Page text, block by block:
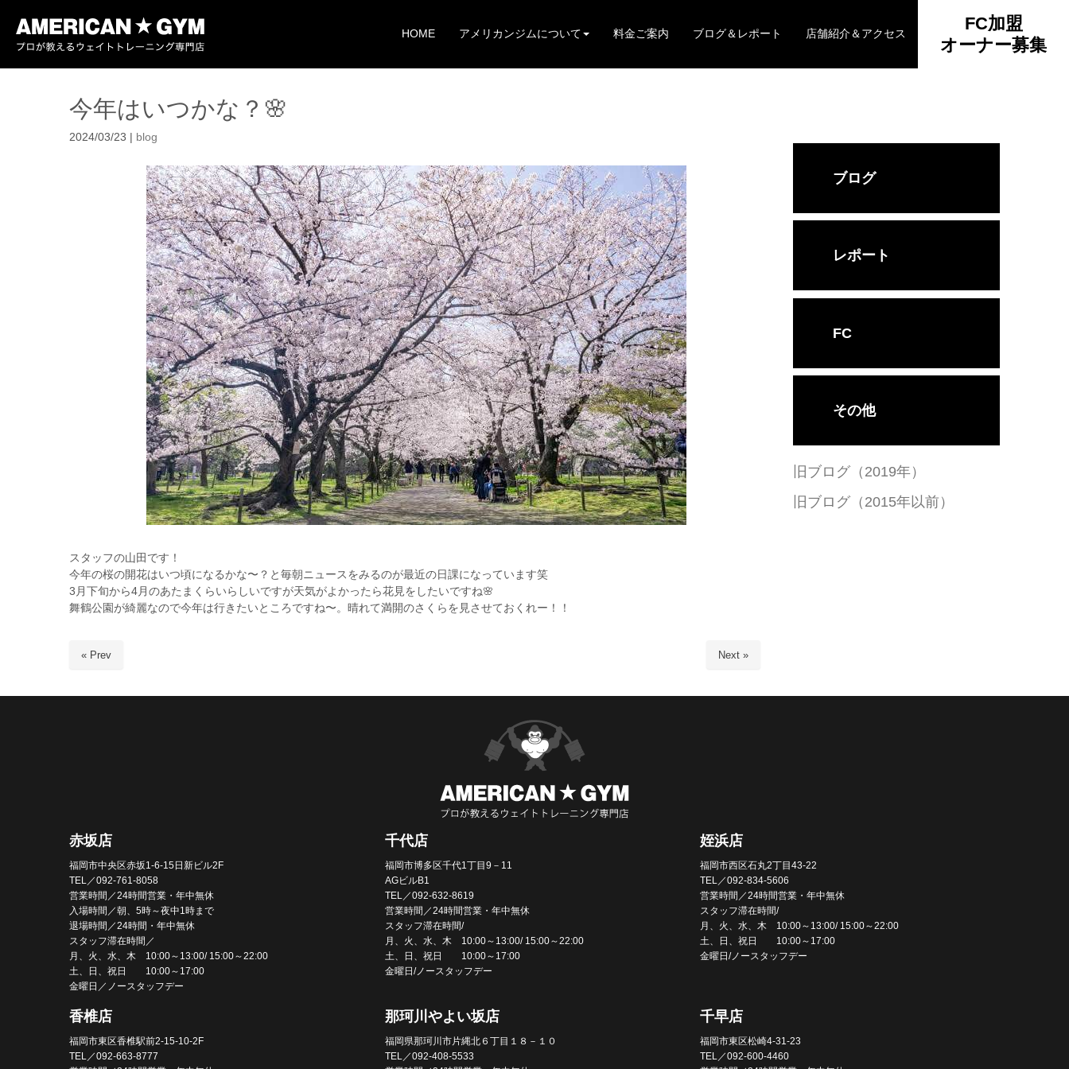
HOME アメリカンジムについて 料金ご案内 ブログ＆レポート 店舗紹介＆アクセス
FC加盟
オーナー募集
今年はいつかな？🌸
2024/03/23 blog
スタッフの山田です！
今年の桜の開花はいつ頃になるかな〜？と毎朝ニュースをみるのが最近の日課になっています笑
3月下旬から4月のあたまくらいらしいですが天気がよかったら花見をしたいですね🌸
舞鶴公園が綺麗なので今年は行きたいところですね〜。晴れて満開のさくらを見させておくれー！！
« Prev Next »
ブログ
レポート
FC
その他
旧ブログ（2019年）
旧ブログ（2015年以前）
赤坂店
福岡市中央区赤坂1-6-15日新ビル2F
TEL／092-761-8058
営業時間／24時間営業・年中無休
入場時間／朝、5時～夜中1時まで
退場時間／24時間・年中無休
スタッフ滞在時間／
月、火、水、木 10:00～13:00/ 15:00～22:00
土、日、祝日 10:00～17:00
金曜日／ノースタッフデー
千代店
福岡市博多区千代1丁目9－11
AGビルB1
TEL／092-632-8619
営業時間／24時間営業・年中無休
スタッフ滞在時間/
月、火、水、木 10:00～13:00/ 15:00～22:00
土、日、祝日 10:00～17:00
金曜日/ノースタッフデー
姪浜店
福岡市西区石丸2丁目43-22
TEL／092-834-5606
営業時間／24時間営業・年中無休
スタッフ滞在時間/
月、火、水、木 10:00～13:00/ 15:00～22:00
土、日、祝日 10:00～17:00
金曜日/ノースタッフデー
香椎店
福岡市東区香椎駅前2-15-10-2F
TEL／092-663-8777
那珂川やよい坂店
福岡県那珂川市片縄北６丁目１８－１０
TEL／092-408-5533
千早店
福岡市東区松崎4-31-23
TEL／092-600-4460